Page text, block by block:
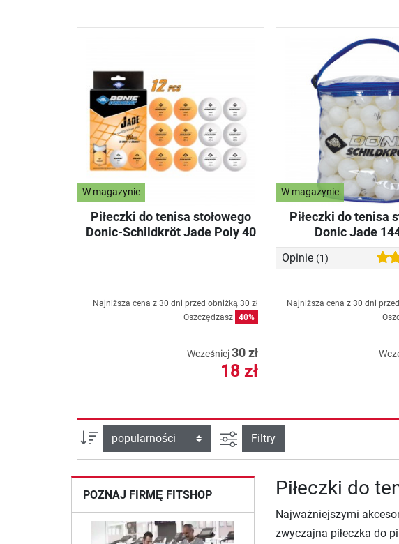
W magazynie
Piłeczki do tenisa stołowego
Donic-Schildkröt Jade Poly 40
Najniższa cena z 30 dni przed obniżką 30 zł
Oszczędzasz 40%
Wcześniej30 zł
18 zł
W magazynie
Piłeczki do tenisa
Donic Jade
Opinie (1)
Najniższa cena z 30 dni
sortuj wg: Filtruj widok
Filtry
POZNAJ FIRMĘ FITSHOP Piłeczki do
Najważniejszymi
zwyczajna piłeczka do